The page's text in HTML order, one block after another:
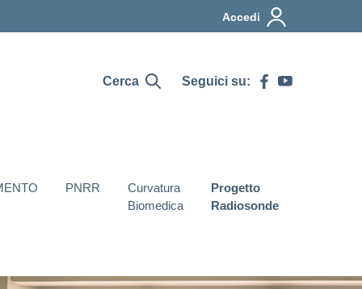
Accedi
Cerca Seguici su:
PNRR
Curvatura
Biomedica
Progetto
Radiosonde